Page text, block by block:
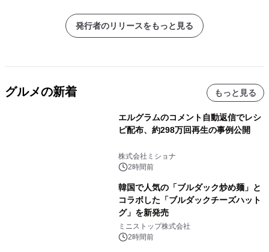
発行者のリリースをもっと見る
グルメの新着 もっと見る
エルグラムのコメント自動返信でレシ
ピ配布、約298万回再生の事例公開
株式会社ミショナ
2時間前
韓国で人気の「ブルダック炒め麺」と
コラボした「ブルダックチーズハット
グ」を新発売
ミニストップ株式会社
2時間前